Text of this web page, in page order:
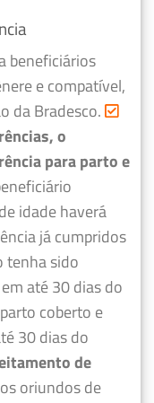
beneficiários
e compatível,
da Bradesco.
o
para parto e
idade haverá
já cumpridos
tenha sido
até 30 dias do
coberto e
30 dias do
de
oriundos de